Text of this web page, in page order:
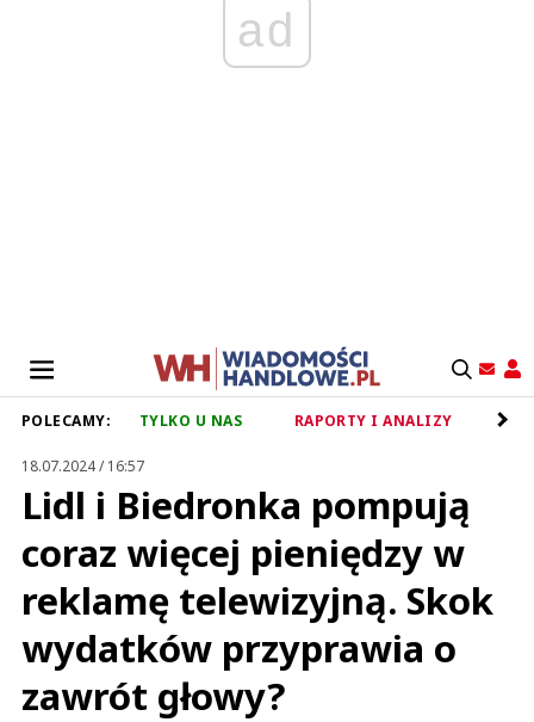
ad
POLECAMY: TYLKO U NAS RAPORTY I ANALIZY
18.07.2024 / 16:57
Lidl i Biedronka pompują
coraz więcej pieniędzy w
reklamę telewizyjną. Skok
wydatków przyprawia o
zawrót głowy?